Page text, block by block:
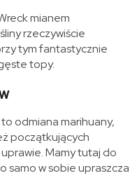
mianem
rzeczywiście
tym fantastycznie
topy.
odmiana marihuany,
początkujących
Mamy tutaj do
samo w sobie upraszcza